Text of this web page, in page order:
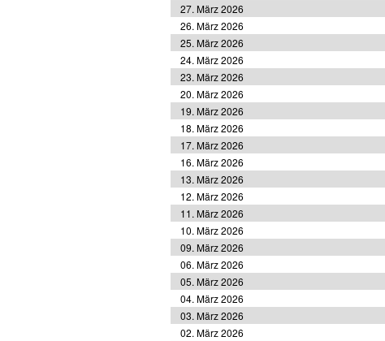
27. März 2026
26. März 2026
25. März 2026
24. März 2026
23. März 2026
20. März 2026
19. März 2026
18. März 2026
17. März 2026
16. März 2026
13. März 2026
12. März 2026
11. März 2026
10. März 2026
09. März 2026
06. März 2026
05. März 2026
04. März 2026
03. März 2026
02. März 2026